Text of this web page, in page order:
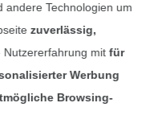
andere Technologien um
zuverlässig,
mitfür
Werbung
Browsing-